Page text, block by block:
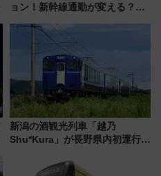
ョン！新幹線通勤が変える？
【新築マンション人気ランキン
新潟の酒観光列車「越乃
Shu*Kura」が長野県内初運行！